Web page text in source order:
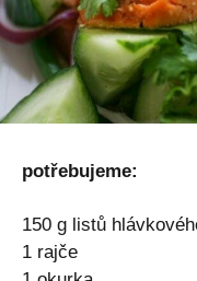
potřebujeme:
150 g listů
1 rajče